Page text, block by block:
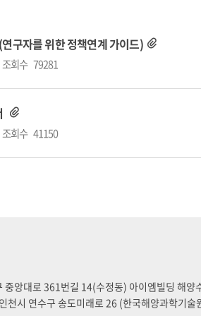
구자를 위한 정책연계 가이드)
조회수 79281
조회수 41150
앙대로 361번길 14(수정동) 아이엠빌딩 해양
천시 연수구 송도미래로 26 (한국해양과학기술